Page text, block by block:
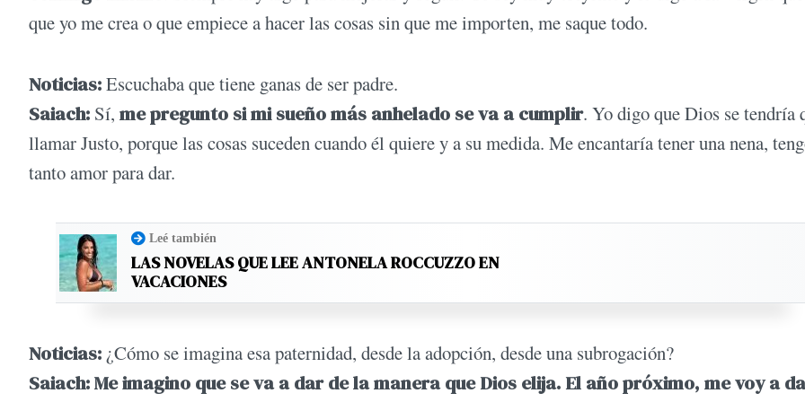
que yo me crea o que empiece a hacer las cosas sin que me importen, me saque todo.
Noticias:Escuchaba que tiene ganas de ser padre.
Saiach: Sí, me pregunto si mi sueño más anhelado se va a cumplir. Yo digo que Dios se tendría
llamar Justo, porque las cosas suceden cuando él quiere y a su medida. Me encantaría tener una nena,
tanto amor para dar.
Leé también
LAS NOVELAS QUE LEE ANTONELA ROCCUZZO EN
VACACIONES
Noticias: ¿Cómo se imagina esa paternidad, desde la adopción, desde una subrogación?
Saiach: Me imagino que se va a dar de la manera que Dios elija. El año próximo, me voy a